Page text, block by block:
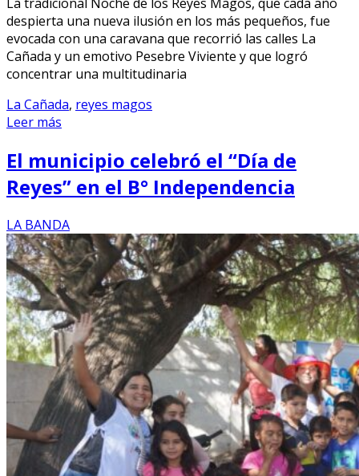
La tradicional Noche de los Reyes Magos, que cada año
despierta una nueva ilusión en los más pequeños, fue
evocada con una caravana que recorrió las calles La
Cañada y un emotivo Pesebre Viviente y que logró
concentrar una multitudinaria
La Cañada, reyes magos
Leer más
El municipio celebró el “Día de
Reyes” en el B° Independencia
LA BANDA